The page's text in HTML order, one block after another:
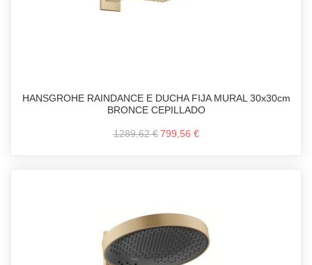
HANSGROHE RAINDANCE E DUCHA FIJA MURAL 30x30cm
BRONCE CEPILLADO
1289,62 € 799,56 €